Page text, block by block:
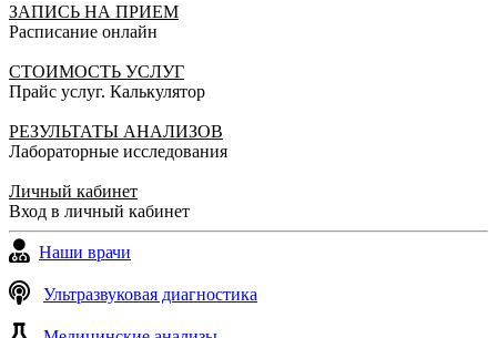
ЗАПИСЬ НА ПРИЕМ
Расписание онлайн
СТОИМОСТЬ УСЛУГ
Прайс услуг. Калькулятор
РЕЗУЛЬТАТЫ АНАЛИЗОВ
Лабораторные исследования
Личный кабинет
Вход в личный кабинет
Наши врачи
Ультразвуковая диагностика